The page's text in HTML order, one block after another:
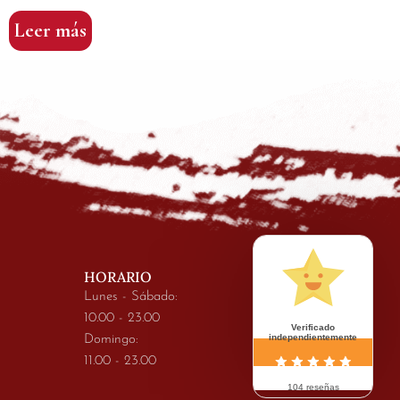
Leer más
HORARIO
Lunes - Sábado:
10.00 - 23.00
Domingo:
11.00 - 23.00
Verificado
independientemente
104 reseñas